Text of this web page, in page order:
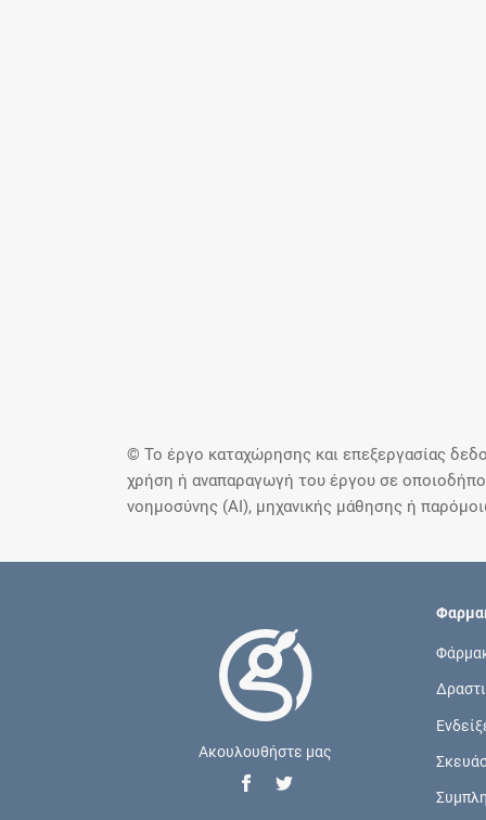
© Το έργο καταχώρησης και επεξεργασίας
χρήση ή αναπαραγωγή του έργου σε
νοημοσύνης (AI), μηχανικής μάθησης ή
Ακουλουθήστε μας